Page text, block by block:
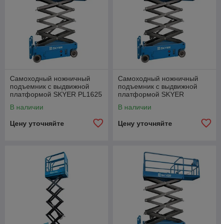
Самоходный ножничный
подъемник с выдвижной
платформой SKYER PL1625
В наличии
Цену уточняйте
Самоходный ножничный
подъемник с выдвижной
платформой SKYER
В наличии
Цену уточняйте